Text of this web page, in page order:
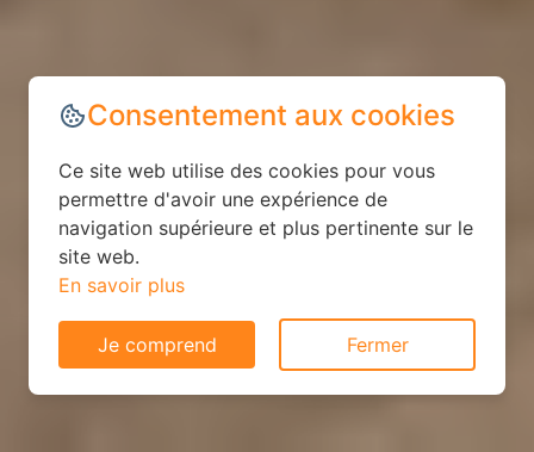
Consentement aux cookies
Ce site web utilise des cookies pour vous
permettre d'avoir une expérience de
navigation supérieure et plus pertinente sur le
site web.
En savoir plus
Je comprend Fermer